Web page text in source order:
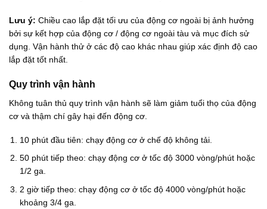
Lưu ý: Chiều cao lắp đặt tối ưu của động cơ ngoài bị ảnh hưởng
bởi sự kết hợp của động cơ / động cơ ngoài tàu và mục đích sử
dụng. Vận hành thử ở các độ cao khác nhau giúp xác định độ cao
lắp đặt tốt nhất.
Quy trình vận hành
Không tuân thủ quy trình vận hành sẽ làm giảm tuổi thọ của động
cơ và thậm chí gây hại đến động cơ.
10 phút đầu tiên: chạy động cơ ở chế độ không tải.
50 phút tiếp theo: chạy động cơ ở tốc độ 3000 vòng/phút hoặc
1/2 ga.
2 giờ tiếp theo: chạy động cơ ở tốc độ 4000 vòng/phút hoặc
khoảng 3/4 ga.